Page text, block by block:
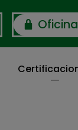
Oficina